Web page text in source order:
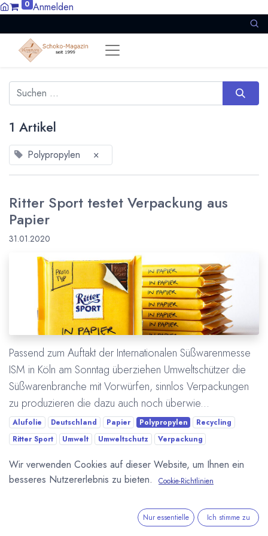
0 Anmelden
1 Artikel
Polypropylen ×
Ritter Sport testet Verpackung aus
Papier
31.01.2020
Passend zum Auftakt der Internationalen Süßwarenmesse
ISM in Köln am Sonntag überziehen Umweltschützer die
Süßwarenbranche mit Vorwürfen, sinnlos Verpackungen
zu produzieren die dazu auch noch überwie...
Alufolie Deutschland Papier Polypropylen
Recycling
Ritter Sport
Umwelt Umweltschutz Verpackung
Mehr lesen
Wir verwenden Cookies auf dieser Website, um Ihnen ein
besseres Nutzererlebnis zu bieten.
Cookie-Richtlinien
Nur essentielle Ich stimme zu